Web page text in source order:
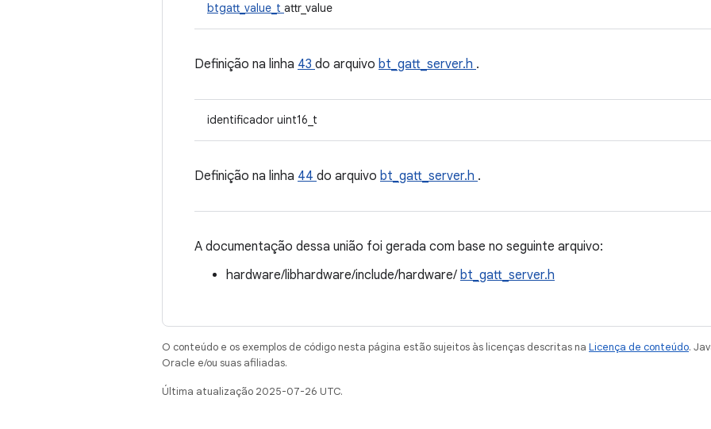
btgatt_value_t attr_value
Definição na linha 43 do arquivo bt_gatt_server.h .
identificador uint16_t
Definição na linha 44 do arquivo bt_gatt_server.h .
A documentação dessa união foi gerada com base no seguinte arquivo:
hardware/libhardware/include/hardware/ bt_gatt_server.h
O conteúdo e os exemplos de código nesta página estão sujeitos às licenças descritas na Licença de conteúdo.
Oracle e/ou suas afiliadas.
Última atualização 2025-07-26 UTC.